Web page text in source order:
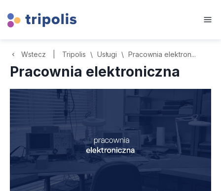
Wstecz Tripolis \ Usługi \ Pracownia elektron...
Pracownia elektroniczna